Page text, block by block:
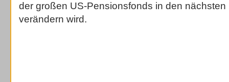
der großen US-Pensionsfonds in den
verändern wird.